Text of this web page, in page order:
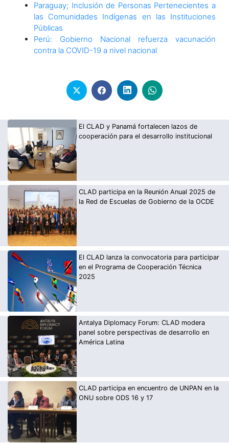
Paraguay; Inclusión de Personas Pertenecientes a
las Comunidades Indígenas en las Instituciones
Públicas
Perú: Gobierno Nacional refuerza vacunación
contra la COVID-19 a nivel nacional
El CLAD y Panamá fortalecen lazos de
cooperación para el desarrollo institucional
CLAD participa en la Reunión Anual 2025 de
la Red de Escuelas de Gobierno de la OCDE
El CLAD lanza la convocatoria para participar
en el Programa de Cooperación Técnica
2025
Antalya Diplomacy Forum: CLAD modera
panel sobre perspectivas de desarrollo en
América Latina
CLAD participa en encuentro de UNPAN en la
ONU sobre ODS 16 y 17